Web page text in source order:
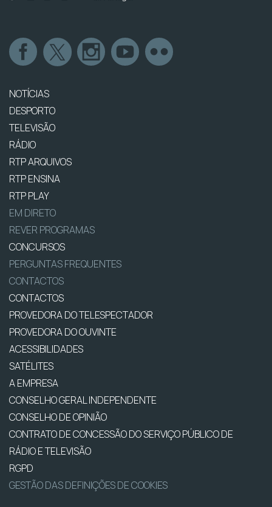
NOTÍCIAS
DESPORTO
TELEVISÃO
RÁDIO
RTP ARQUIVOS
RTP ENSINA
RTP PLAY
EM DIRETO
REVER PROGRAMAS
CONCURSOS
PERGUNTAS FREQUENTES
CONTACTOS
CONTACTOS
PROVEDORA DO TELESPECTADOR
PROVEDORA DO OUVINTE
ACESSIBILIDADES
SATÉLITES
A EMPRESA
CONSELHO GERAL INDEPENDENTE
CONSELHO DE OPINIÃO
CONTRATO DE CONCESSÃO DO SERVIÇO PÚBLICO DE
RÁDIO E TELEVISÃO
RGPD
GESTÃO DAS DEFINIÇÕES DE COOKIES